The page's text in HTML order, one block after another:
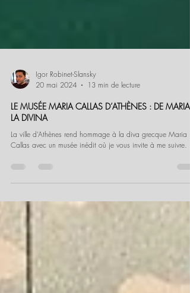
20 mai 2024
13 min de lecture
LA DIVINA